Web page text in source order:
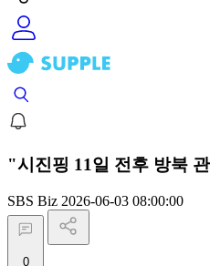
"시진핑 11일 전후 방북
SBS Biz 2026-06-03 08:00:00
0